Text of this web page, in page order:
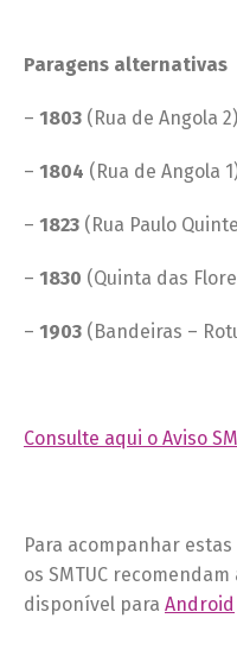
Paragens alternativas
– 1803 (Rua de Angola
– 1804 (Rua de Angola
– 1823 (Rua Paulo
– 1830 (Quinta das
– 1903 (Bandeiras –
Consulte aqui o Aviso
Para acompanhar
os SMTUC
disponível para Android